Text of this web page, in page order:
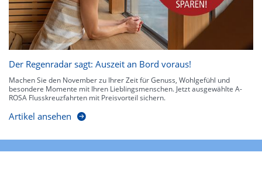
Der Regenradar sagt: Auszeit an Bord voraus!
Machen Sie den November zu Ihrer Zeit für Genuss, Wohlgefühl und
besondere Momente mit Ihren Lieblingsmenschen. Jetzt ausgewählte A-
ROSA Flusskreuzfahrten mit Preisvorteil sichern.
Artikel ansehen